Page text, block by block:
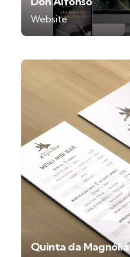
Website
Quinta da Magnólia